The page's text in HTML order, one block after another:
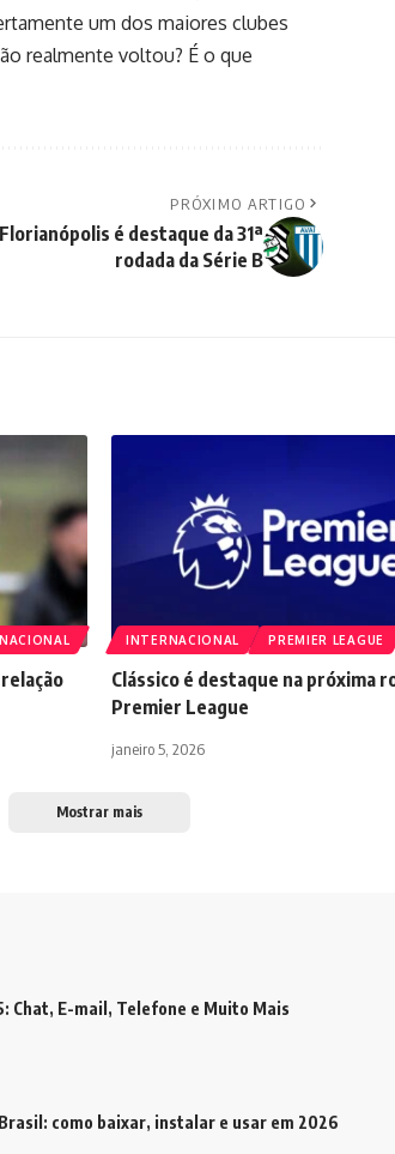
um dos maiores clubes
realmente voltou? É o que
PRÓXIMO ARTIGO
é destaque da 31ª
rodada da Série B
INTERNACIONAL PREMIER LEAGUE
Clássico é destaque na próxima
Premier League
janeiro 5, 2026
Mostrar mais
Chat, E-mail, Telefone e Muito Mais
como baixar, instalar e usar em 2026